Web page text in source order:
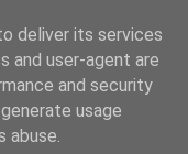
deliver its services
and user-agent are
and security
usage
abuse.